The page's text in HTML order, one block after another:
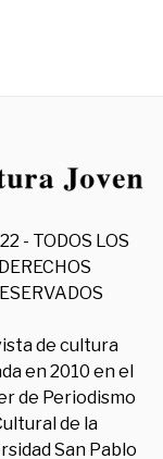
- TODOS LOS
DERECHOS
de cultura
en 2010 en el
de Periodismo
de la
San Pablo